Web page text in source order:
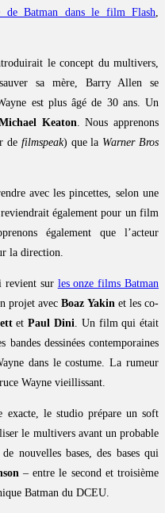
de Batman dans le film Flash,
le concept du multivers,
sa mère, Barry Allen se
est plus âgé de 30 ans. Un
Keaton. Nous apprenons
de filmspeak) que la Warner Bros
avec les pincettes, selon une
également pour un film
également que l’acteur
la direction.
revient sur les onze films Batman
projet avecBoaz Yakinet les co-
etPaul Dini. Un film qui était
dessinées contemporaines
dans le costume. La rumeur
Wayne vieillissant.
exacte, le studio prépare un soft
le multivers avant un probable
nouvelles bases, des bases qui
– entre le second et troisième
Batman du DCEU.